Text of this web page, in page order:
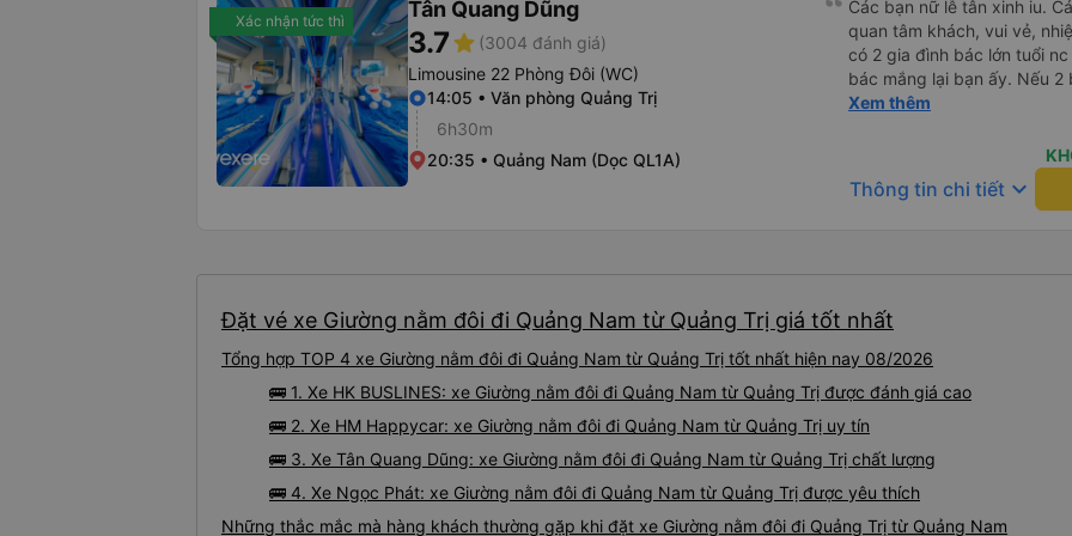
ký. Nhân viên chuyên
sao cho cả app Vexere và
triển để mang lại trải
chúng tôi nhận ra rằng
buýt. Tôi nhắn tin cho họ
lập tức rằng họ sẽ yêu cầu
đã tìm thấy chúng và sắp
tôi trả lại chúng để chúng
Xác nhận tức thì Tân Quang Dũng
3.7star (3004 đánh giá)
Limousine 22 Phòng Đôi (WC)
14:05 • Văn phòng Quảng Trị
6h30m
20:35 • Quảng Nam (Dọc QL1A)
Các bạn nữ lễ tân xinh iu.
quan tâm khách, vui vẻ, nhiệt tình. Trong
có 2 gia đình bác lớn tuổi
bác mắng lại bạn ấy. Nếu 2
ngược lại nha. Bạn ấy nhắc
nhau xuất hiện trong giấc mơ của mình luôn. Nên nếu
bị phản ánh thì đừng trừ
thì bảo bạn ấy liên hệ sđt
(một mình) yêu luôn.
10/10.
Xem thêm
Thông tin chi tiết keyboard_arrow_down
Đặt vé xe Giường nằm đôi đi Quảng Nam từ Quảng Trị giá tốt nhất
Tổng hợp TOP 4 xe Giường nằm đôi đi Quảng Nam từ Quảng Trị tốt nhất hiện nay 08/2026
🚌 1. Xe HK BUSLINES: xe Giường nằm đôi đi Quảng Nam từ Quảng Trị được đánh giá cao
🚌 2. Xe HM Happycar: xe Giường nằm đôi đi Quảng Nam từ Quảng Trị uy tín
🚌 3. Xe Tân Quang Dũng: xe Giường nằm đôi đi Quảng Nam từ Quảng Trị chất lượng
🚌 4. Xe Ngọc Phát: xe Giường nằm đôi đi Quảng Nam từ Quảng Trị được yêu thích
Những thắc mắc mà hàng khách thường gặp khi đặt xe Giường nằm đôi đi Quảng Trị từ Quảng Nam